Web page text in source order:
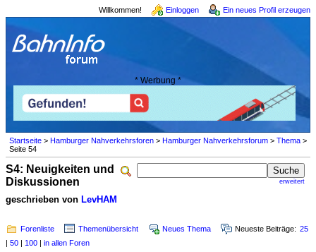
Willkommen! Einloggen Ein neues Profil erzeugen
* Werbung *
Startseite > Hamburger Nahverkehrsforen > Hamburger Nahverkehrsforum > Thema >
Seite 54
erweitert
S4: Neuigkeiten und
Diskussionen
geschrieben von LevHAM
Forenliste Themenübersicht Neues Thema Neueste Beiträge: 25
| 50 | 100 | in allen Foren